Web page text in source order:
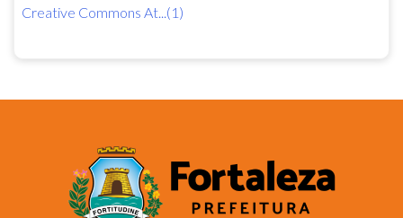
Creative Commons At...(1)